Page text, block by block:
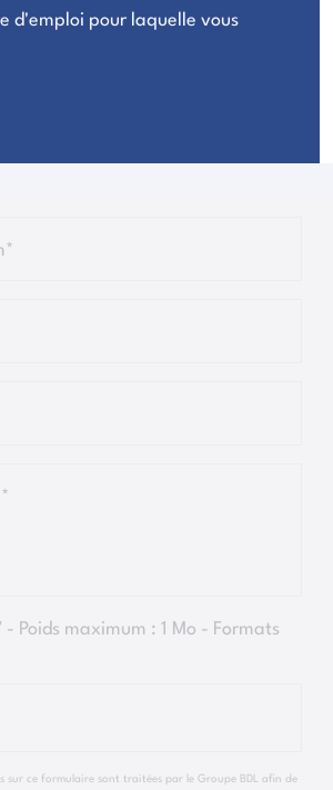
d'emploi pour laquelle vous
Poids maximum : 1 Mo - Formats
sur ce formulaire sont traitées par le Groupe BDL afin de